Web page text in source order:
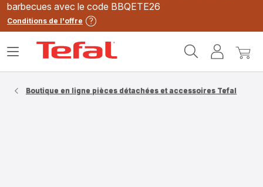
barbecues avec le code BBQETE26
Conditions de l'offre
MonMon
Ouvrir
Boutique en ligne pièces détachées et accessoires Tefal